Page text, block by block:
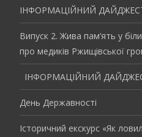
ІНФОРМАЦІЙНИЙ
Випуск 2. Жива пам’ять у
про медиків Ржищівської
ІНФОРМАЦІЙНИЙ
День Державності
Історичний екскурс «Як